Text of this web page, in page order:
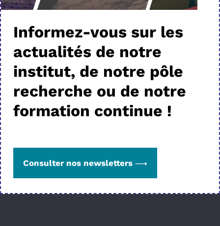
Informez-vous sur les
actualités de notre
institut, de notre pôle
recherche ou de notre
formation continue !
Consulter nos newsletters